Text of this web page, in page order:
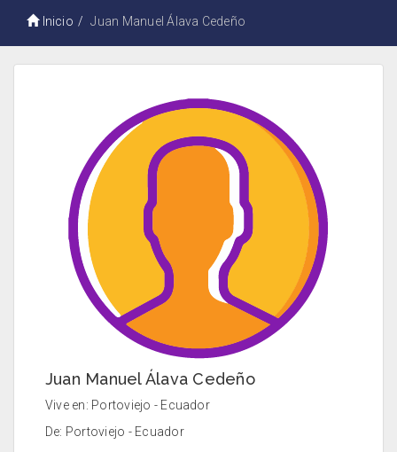
Inicio Juan Manuel Álava Cedeño
Juan Manuel Álava Cedeño
Vive en: Portoviejo - Ecuador
De: Portoviejo - Ecuador